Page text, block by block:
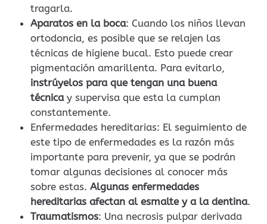
tragarla.
Aparatos en la boca: Cuando los niños llevan
ortodoncia, es posible que se relajen las
técnicas de higiene bucal. Esto puede crear
pigmentación amarillenta. Para evitarlo,
instrúyelos para que tengan una buena
técnicay supervisa que esta la cumplan
constantemente.
Enfermedades hereditarias: El seguimiento de
este tipo de enfermedades es la razón más
importante para prevenir, ya que se podrán
tomar algunas decisiones al conocer más
sobre estas. Algunas enfermedades
hereditarias afectan al esmalte y a la dentina.
Traumatismos: Una necrosis pulpar derivada